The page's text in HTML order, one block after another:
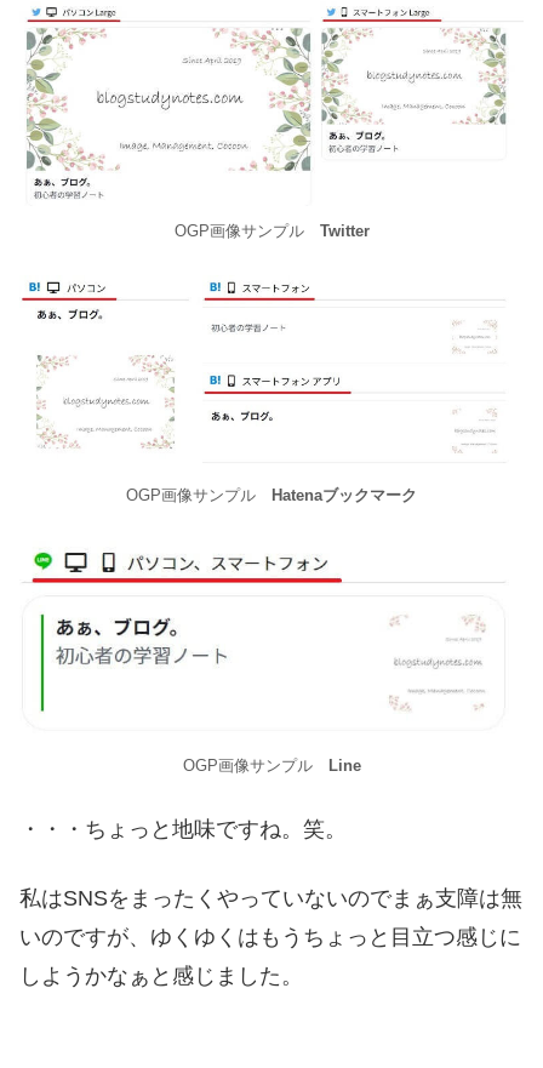
OGP画像サンプル Twitter
OGP画像サンプル Hatenaブックマーク
OGP画像サンプル Line
・・・ちょっと地味ですね。笑。
私はSNSをまったくやっていないのでまぁ支障は無
いのですが、ゆくゆくはもうちょっと目立つ感じに
しようかなぁと感じました。